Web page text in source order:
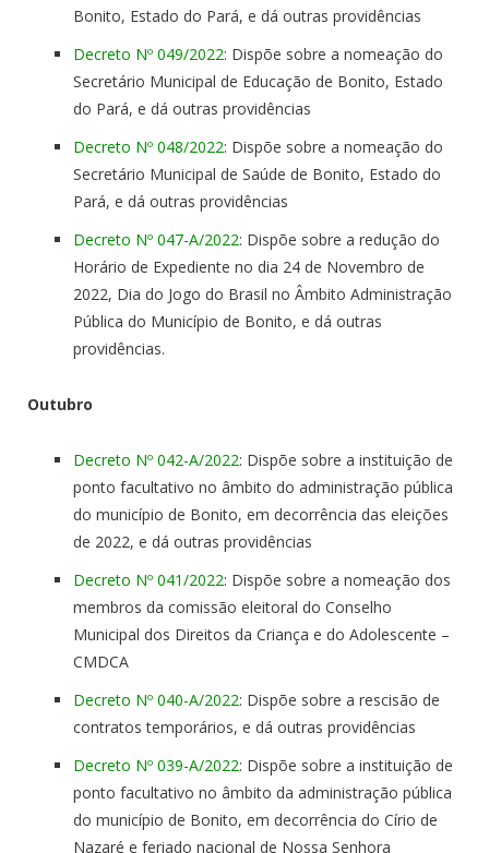
Bonito, Estado do Pará, e dá outras providências
Decreto Nº 049/2022: Dispõe sobre a nomeação do
Secretário Municipal de Educação de Bonito, Estado
do Pará, e dá outras providências
Decreto Nº 048/2022: Dispõe sobre a nomeação do
Secretário Municipal de Saúde de Bonito, Estado do
Pará, e dá outras providências
Decreto Nº 047-A/2022: Dispõe sobre a redução do
Horário de Expediente no dia 24 de Novembro de
2022, Dia do Jogo do Brasil no Âmbito Administração
Pública do Município de Bonito, e dá outras
providências.
Outubro
Decreto Nº 042-A/2022: Dispõe sobre a instituição de
ponto facultativo no âmbito do administração pública
do município de Bonito, em decorrência das eleições
de 2022, e dá outras providências
Decreto Nº 041/2022: Dispõe sobre a nomeação dos
membros da comissão eleitoral do Conselho
Municipal dos Direitos da Criança e do Adolescente –
CMDCA
Decreto Nº 040-A/2022: Dispõe sobre a rescisão de
contratos temporários, e dá outras providências
Decreto Nº 039-A/2022: Dispõe sobre a instituição de
ponto facultativo no âmbito da administração pública
do município de Bonito, em decorrência do Círio de
Nazaré e feriado nacional de Nossa Senhora